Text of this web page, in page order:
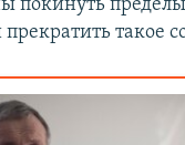
покинуть
такое